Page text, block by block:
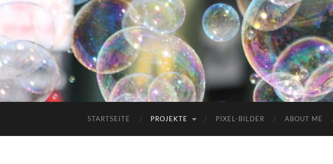
STARTSEITE PROJEKTE PIXEL-BILDER ABOUT ME